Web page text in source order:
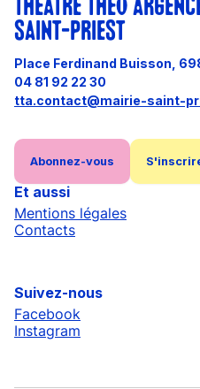
THÉÂTRE THÉO
SAINT-PRIEST
Place Ferdinand Buisson,
04 81 92 22 30
tta.contact@mairie-saint-
Abonnez-vous
Et aussi
Mentions légales
Contacts
Suivez-nous
Facebook
Instagram